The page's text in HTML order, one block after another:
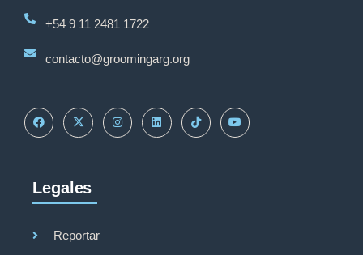
+54 9 11 2481 1722
contacto@groomingarg.org
Legales
Reportar